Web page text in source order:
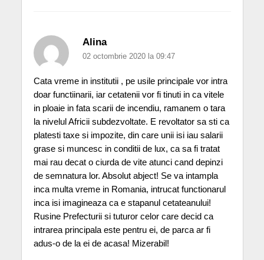
Alina
02 octombrie 2020 la 09:47
Cata vreme in institutii , pe usile principale vor intra
doar functiinarii, iar cetatenii vor fi tinuti in ca vitele
in ploaie in fata scarii de incendiu, ramanem o tara
la nivelul Africii subdezvoltate. E revoltator sa sti ca
platesti taxe si impozite, din care unii isi iau salarii
grase si muncesc in conditii de lux, ca sa fi tratat
mai rau decat o ciurda de vite atunci cand depinzi
de semnatura lor. Absolut abject! Se va intampla
inca multa vreme in Romania, intrucat functionarul
inca isi imagineaza ca e stapanul cetateanului!
Rusine Prefecturii si tuturor celor care decid ca
intrarea principala este pentru ei, de parca ar fi
adus-o de la ei de acasa! Mizerabil!